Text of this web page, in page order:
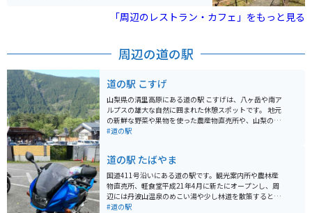
数と変わらない梅樹が植栽されています。春の草花も楽
夜のライトアップを、「羽根木公園」では週末・祝日に
きます。
「周辺のレストラン・カフェ」をもっと見る
周辺の道の駅
道の駅 こすげ
山梨県の清里高原にある道の駅 こすげは、八ヶ岳や南ア
ルプスの雄大な自然に囲まれた休憩スポットです。 地元
の新鮮な野菜や果物を使った農産物直売所や、山梨の名
産品を扱うお土産コーナーが人気です。レストランで
は、駐車場から雄大な景色を眺めることができます。周
辺には、清里高原や美し森など、自然豊かな観光スポッ
トが点在しており、ツーリングの拠点としてもおすすめ
です。 道の駅 こすげは、自然を感じながら、地元の味覚
や文化に触れることができる場所です。
#道の駅
道の駅 たばやま
国道411号沿いにある道の駅です。観光案内所や農林産
物直売所、軽食堂平成21年4月に新たにオープンし、周
辺には丹波山温泉のめこい湯や少し林道を散策するとロ
ーラー滑り台、キャンプ場などがあり老若男女を問わず
#道の駅